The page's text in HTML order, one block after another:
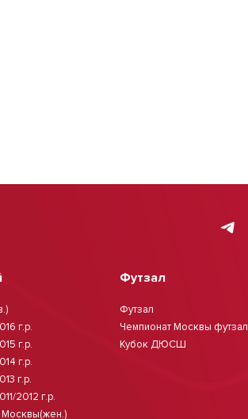
г.р.
г.р.
г.р.
г.р.
2012 г.р.
Москвы(жен.)
Футзал
Футзал
Чемпионат Москвы футзал
Кубок ДЮСШ